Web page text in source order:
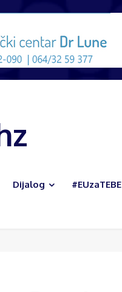
Dijalog #EUzaTEBE